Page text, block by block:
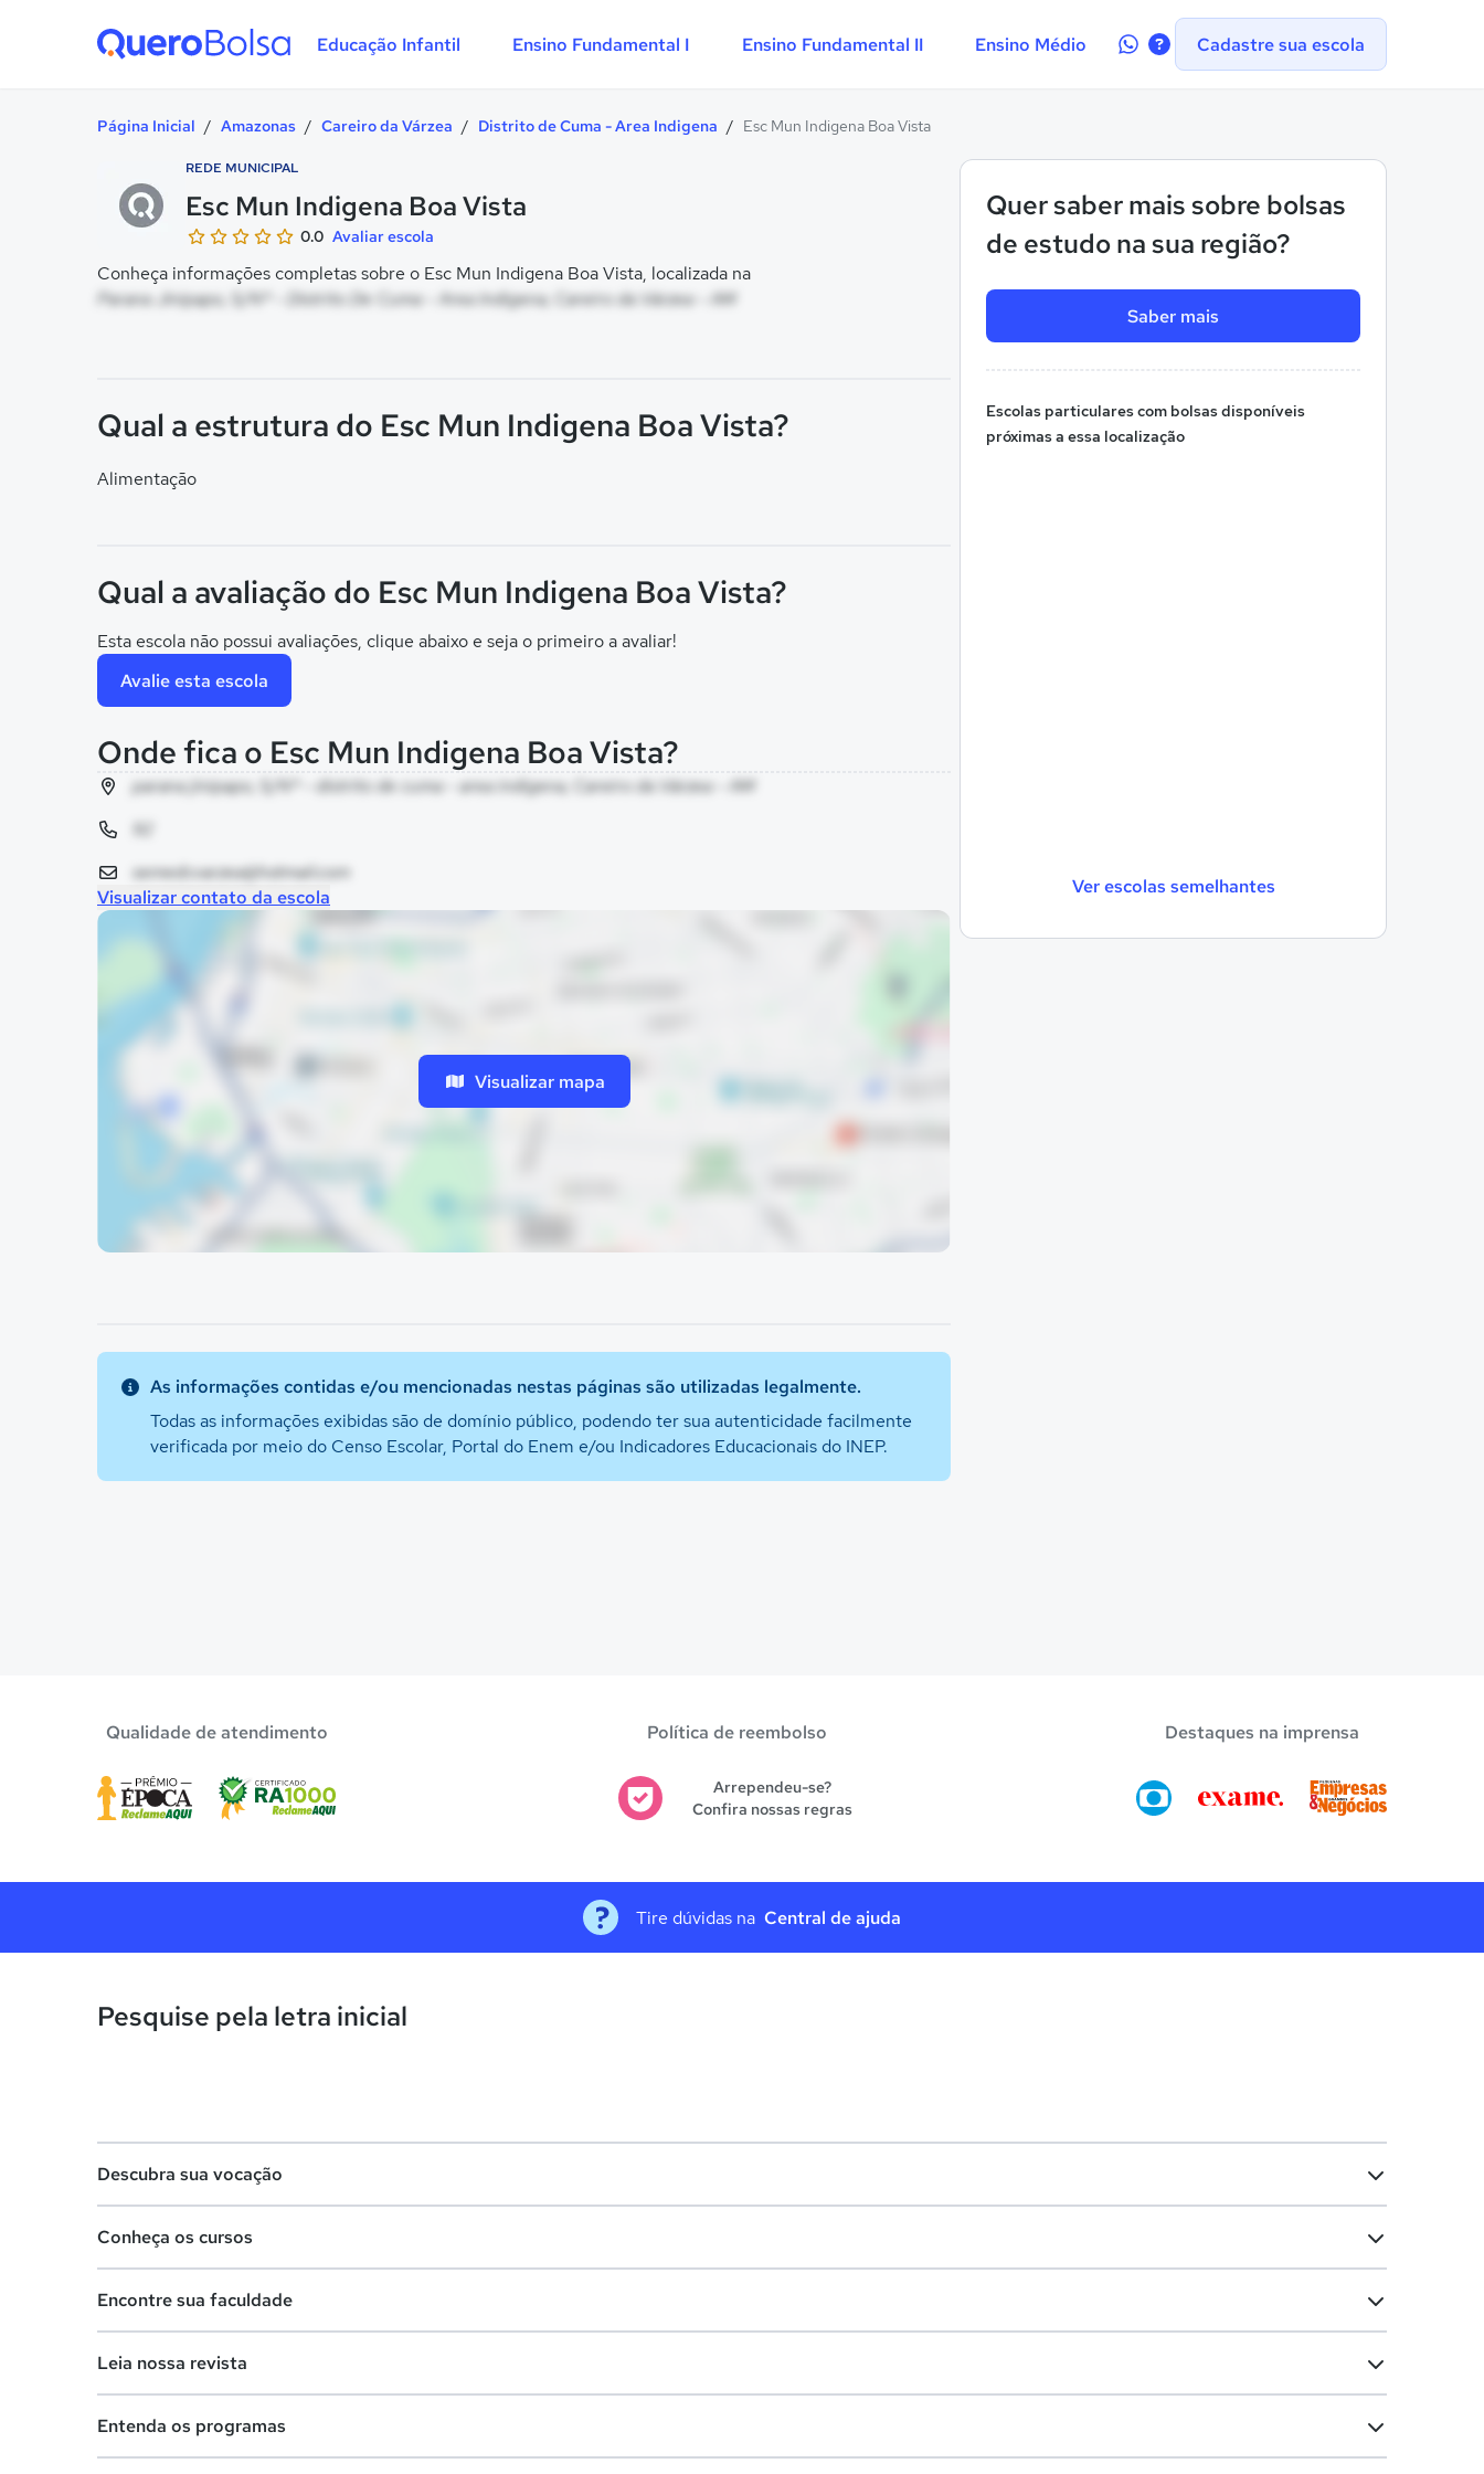
Educação Infantil Ensino Fundamental I Ensino Fundamental II Ensino Médio
Contate-Cadastre sua escola
Página Inicial / Amazonas / Careiro da Várzea / Distrito de Cuma - Area Indigena / Esc Mun Indigena Boa Vista
REDE MUNICIPAL
Esc Mun Indigena Boa Vista
0.0 Avaliar escola
Conheça informações completas sobre o Esc Mun Indigena Boa Vista, localizada na
Parana Jinipapo, S/Nº - Distrito De Cuma - Area Indigena, Careiro da Várzea - AM
Quer saber mais sobre bolsas
de estudo na sua região?
Saber mais
Escolas particulares com bolsas disponíveis
próximas a essa localização
Ver escolas semelhantes
Qual a estrutura do Esc Mun Indigena Boa Vista?
Alimentação
Qual a avaliação do Esc Mun Indigena Boa Vista?
Esta escola não possui avaliações, clique abaixo e seja o primeiro a avaliar!
Avalie esta escola
Onde fica o Esc Mun Indigena Boa Vista?
parana jinipapo, S/Nº - distrito de cuma - area indigena, Careiro da Várzea - AM
92
semedcvarzea@hotmail.com
Visualizar contato da escola
Visualizar mapa
As informações contidas e/ou mencionadas nestas páginas são utilizadas legalmente.
Todas as informações exibidas são de domínio público, podendo ter sua autenticidade facilmente
verificada por meio do Censo Escolar, Portal do Enem e/ou Indicadores Educacionais do INEP.
Qualidade de atendimento Política de reembolso
Arrependeu-se?
Confira nossas regras
Destaques na imprensa
Tire dúvidas na Central de ajuda
Pesquise pela letra inicial
Descubra sua vocação
Lista de profissões
Conheça os cursos
Cursos de graduação
Cursos livres
Encontre sua faculdade
Faculdades na sua cidade
Leia nossa revista
Entenda os programas